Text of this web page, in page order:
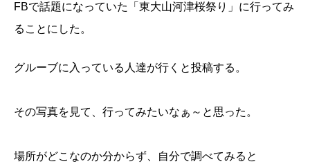
FBで話題になっていた「東大山河津桜祭り」に行ってみ
ることにした。
グルーブに入っている人達が行くと投稿する。
その写真を見て、行ってみたいなぁ～と思った。
場所がどこなのか分からず、自分で調べてみると